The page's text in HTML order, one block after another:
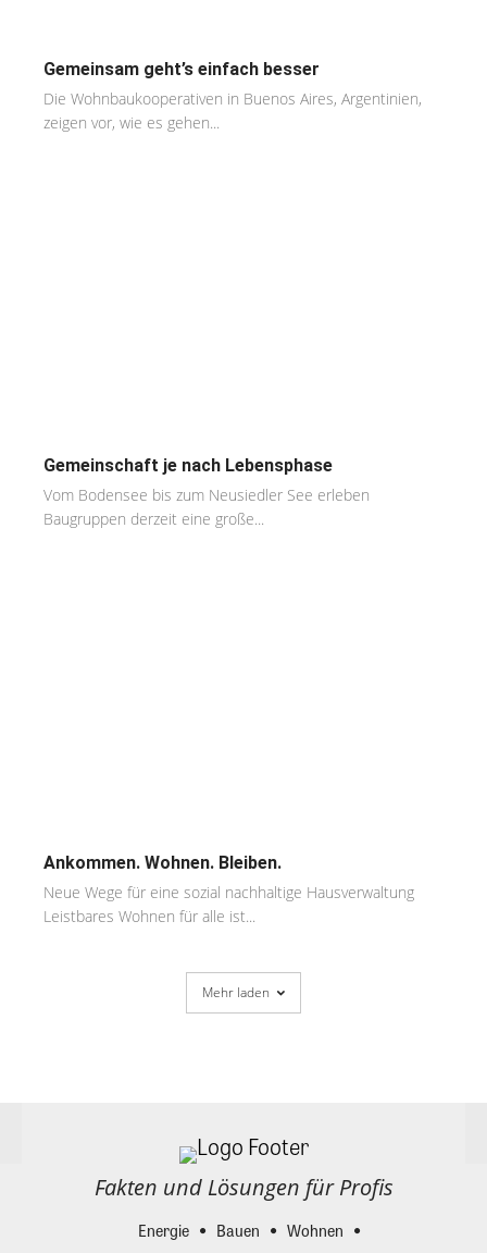
Gemeinsam geht’s einfach besser
Die Wohnbaukooperativen in Buenos Aires, Argentinien,
zeigen vor, wie es gehen...
Gemeinschaft je nach Lebensphase
Vom Bodensee bis zum Neusiedler See erleben
Baugruppen derzeit eine große...
Ankommen. Wohnen. Bleiben.
Neue Wege für eine sozial nachhaltige Hausverwaltung
Leistbares Wohnen für alle ist...
Mehr laden
Fakten und Lösungen für Profis
Energie Bauen
Wohnen